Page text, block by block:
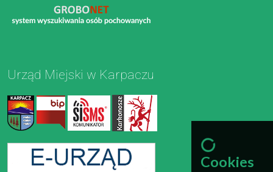
Urząd Miejski w Karpaczu
Cookies